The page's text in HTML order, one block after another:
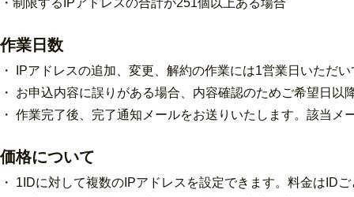
・制限するIPアドレスの合計が251個以上ある場合
作業日数
・ IPアドレスの追加、変更、解約の作業には1営業日いただ
・ お申込内容に誤りがある場合、内容確認のためご希望日以
・ 作業完了後、完了通知メールをお送りいたします。該当
価格について
・ 1IDに対して複数のIPアドレスを設定できます。料金はID